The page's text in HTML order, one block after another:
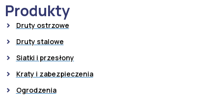
Produkty
Druty ostrzowe
Druty stalowe
Siatki i przesłony
Kraty i zabezpieczenia
Ogrodzenia